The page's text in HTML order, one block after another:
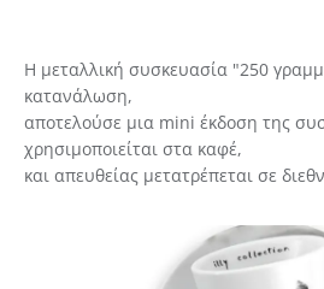
Η μεταλλική συσκευασία "250
κατανάλωση,
αποτελούσε μια mini έκδοση της
χρησιμοποιείται στα καφέ,
και απευθείας μετατρέπεται σε